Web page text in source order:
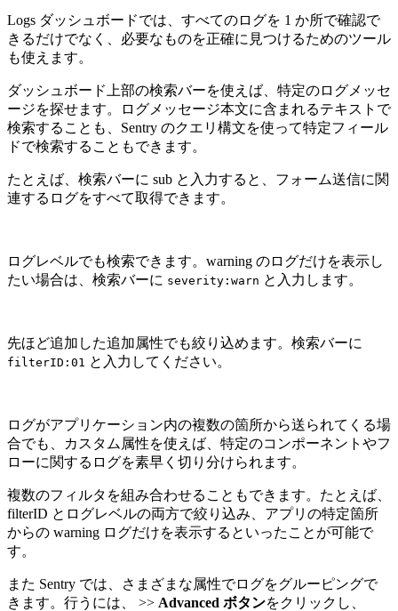
Logs ダッシュボードでは、すべてのログを 1 か所で確認で
きるだけでなく、必要なものを正確に見つけるためのツール
も使えます。
ダッシュボード上部の検索バーを使えば、特定のログメッセ
ージを探せます。ログメッセージ本文に含まれるテキストで
検索することも、Sentry のクエリ構文を使って特定フィール
ドで検索することもできます。
たとえば、検索バーに sub と入力すると、フォーム送信に関
連するログをすべて取得できます。
ログレベルでも検索できます。warning のログだけを表示し
たい場合は、検索バーに severity:warn と入力します。
先ほど追加した追加属性でも絞り込めます。検索バーに
filterID:01 と入力してください。
ログがアプリケーション内の複数の箇所から送られてくる場
合でも、カスタム属性を使えば、特定のコンポーネントやフ
ローに関するログを素早く切り分けられます。
複数のフィルタを組み合わせることもできます。たとえば、
filterID とログレベルの両方で絞り込み、アプリの特定箇所
からの warning ログだけを表示するといったことが可能で
す。
また Sentry では、さまざまな属性でログをグルーピングで
きます。行うには、 >> Advanced ボタンをクリックし、